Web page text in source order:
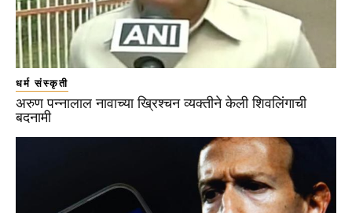
धर्म संस्कृती
अरुण पन्नालाल नावाच्या ख्रिश्चन व्यक्तीने केली शिवलिंगाची
बदनामी